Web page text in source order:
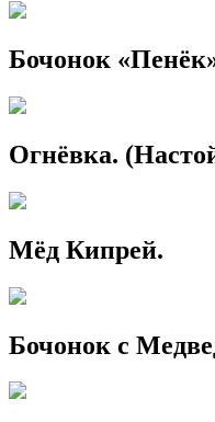
Бочонок
Огнёвка.
Мёд Кипрей.
Бочонок с